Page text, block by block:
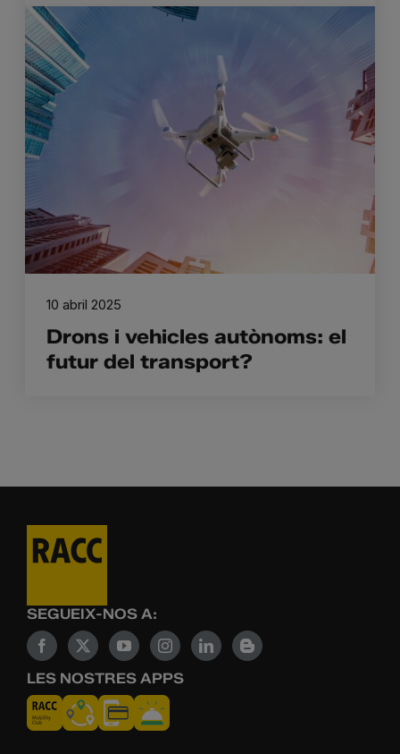
Drons i vehicles autònoms: el
futur del transport?
10 abril 2025
SEGUEIX-NOS A:
LES NOSTRES APPS